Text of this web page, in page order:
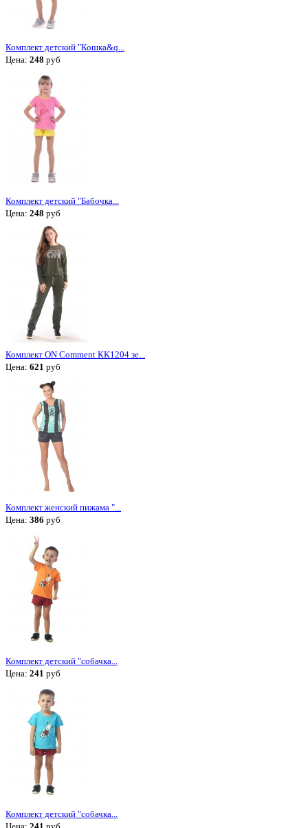
Комплект детский "Кошка&q...
Цена: 248 руб
Комплект детский "Бабочка...
Цена: 248 руб
Комплект ON Comment КК1204 зе...
Цена: 621 руб
Комплект женский пижама "...
Цена: 386 руб
Комплект детский "собачка...
Цена: 241 руб
Комплект детский "собачка...